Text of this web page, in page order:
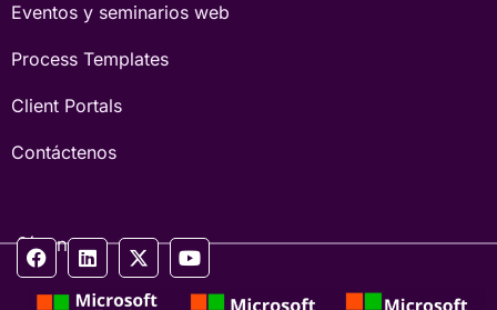
Eventos y seminarios web
Process Templates
Client Portals
Contáctenos
Síganos